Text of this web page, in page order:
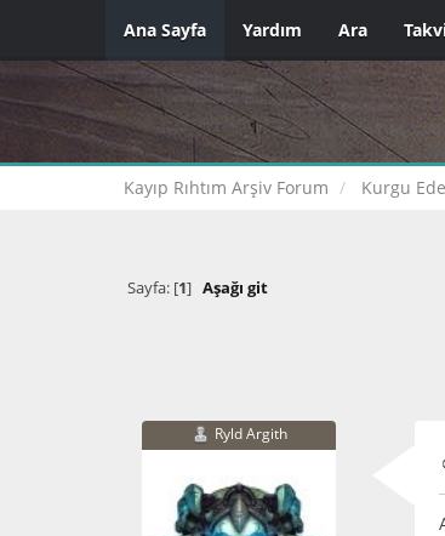
Ana Sayfa Yardım Ara
Kayıp Rıhtım Arşiv Forum Kurgu
Sayfa: [1] Aşağı git
Ryld Argith